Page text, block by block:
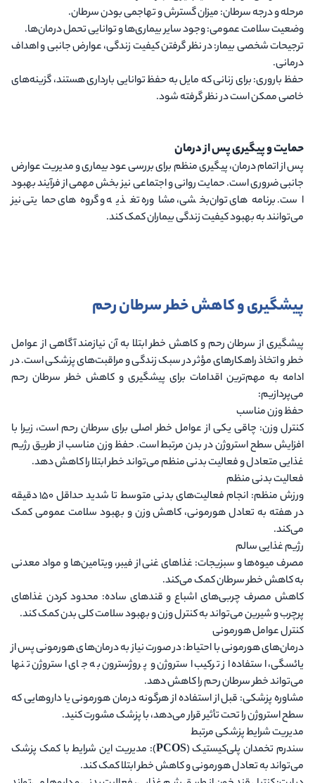
مرحله و درجه سرطان: میزان گسترش و تهاجمی بودن سرطان.
وضعیت سلامت عمومی: وجود سایر بیماری‌ها و توانایی تحمل درمان‌ها.
ترجیحات شخصی بیمار: در نظر گرفتن کیفیت زندگی، عوارض جانبی و اهداف
درمانی.
حفظ باروری: برای زنانی که مایل به حفظ توانایی بارداری هستند، گزینه‌های
خاصی ممکن است در نظر گرفته شود.
حمایت و پیگیری پس از درمان
پس از اتمام درمان، پیگیری منظم برای بررسی عود بیماری و مدیریت عوارض
جانبی ضروری است. حمایت روانی و اجتماعی نیز بخش مهمی از فرآیند بهبود
است. برنامه‌های توان‌بخشی، مشاوره تغذیه و گروه‌های حمایتی نیز
می‌توانند به بهبود کیفیت زندگی بیماران کمک کند.
پیشگیری و کاهش خطر سرطان رحم
پیشگیری از سرطان رحم و کاهش خطر ابتلا به آن نیازمند آگاهی از عوامل
خطر و اتخاذ راهکارهای مؤثر در سبک زندگی و مراقبت‌های پزشکی است. در
ادامه به مهم‌ترین اقدامات برای پیشگیری و کاهش خطر سرطان رحم
می‌پردازیم:
حفظ وزن مناسب
کنترل وزن: چاقی یکی از عوامل خطر اصلی برای سرطان رحم است، زیرا با
افزایش سطح استروژن در بدن مرتبط است. حفظ وزن مناسب از طریق رژیم
غذایی متعادل و فعالیت بدنی منظم می‌تواند خطر ابتلا را کاهش دهد.
فعالیت بدنی منظم
ورزش منظم
: انجام فعالیت‌های بدنی متوسط تا شدید حداقل ۱۵۰ دقیقه
در هفته به تعادل هورمونی، کاهش وزن و بهبود سلامت عمومی کمک
می‌کند.
رژیم غذایی سالم
مصرف میوه‌ها و سبزیجات: غذاهای غنی از فیبر، ویتامین‌ها و مواد معدنی
به کاهش خطر سرطان کمک می‌کند.
کاهش مصرف چربی‌های اشباع و قندهای ساده: محدود کردن غذاهای
پرچرب و شیرین می‌تواند به کنترل وزن و بهبود سلامت کلی بدن کمک کند.
کنترل عوامل هورمونی
درمان‌های هورمونی با احتیاط: در صورت نیاز به درمان‌های هورمونی پس از
یائسگی، استفاده از ترکیب استروژن و پروژسترون به جای استروژن تنها
می‌تواند خطر سرطان رحم را کاهش دهد.
مشاوره پزشکی: قبل از استفاده از هرگونه درمان هورمونی یا داروهایی که
سطح استروژن را تحت تأثیر قرار می‌دهد، با پزشک مشورت کنید.
مدیریت شرایط پزشکی مرتبط
سندرم تخمدان پلی‌کیستیک (PCOS)
: مدیریت این شرایط با کمک پزشک
می‌تواند به تعادل هورمونی و کاهش خطر ابتلا کمک کند.